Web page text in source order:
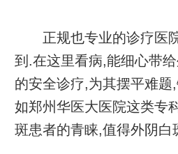
正规也专业的诊疗医院
到.在这里看病,能细心带
的安全诊疗,为其摆平难题
如郑州华医大医院这类专
斑患者的青睐,值得外阴白